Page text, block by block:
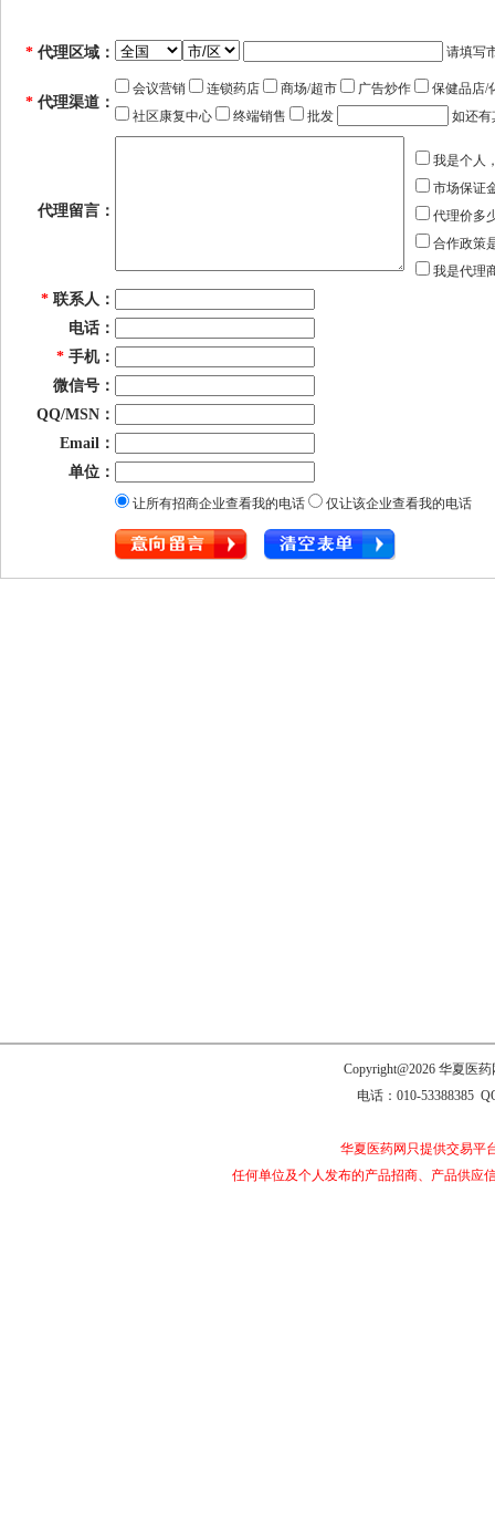
* 代理区域： 请填写
* 代理渠道：
会议营销 连锁药店 商场/超市 广告炒作
保健品店/
社区康复中心
终端销售 批发 如还有
代理留言：
我是个人
市场保证
代理价多
合作政策
我是代理
* 联系人：
电话：
* 手机：
微信号：
QQ/MSN：
Email：
单位：
让所有招商企业查看我的电话 仅让该企业查看我的电话
Copyright@2026 华夏医
电话：010-53388385
华夏医药网只提供交易平
任何单位及个人发布的产品招商、产品供应